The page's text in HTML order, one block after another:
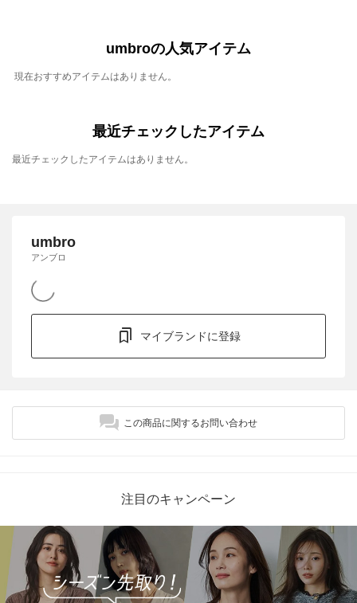
umbroの人気アイテム
現在おすすめアイテムはありません。
最近チェックしたアイテム
最近チェックしたアイテムはありません。
umbro
アンブロ
マイブランドに登録
この商品に関するお問い合わせ
注目のキャンペーン